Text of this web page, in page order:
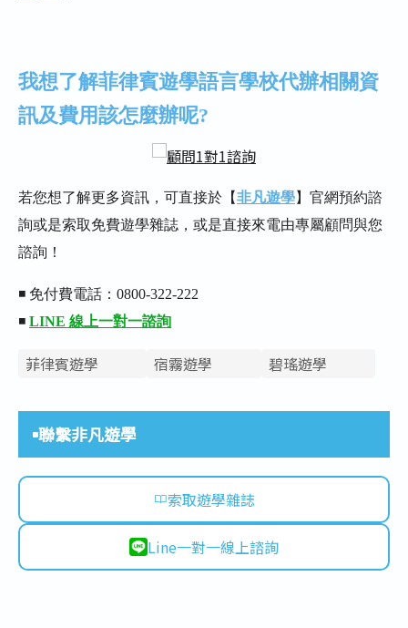
我想了解菲律賓遊學語言學校代辦相關資
訊及費用該怎麼辦呢?
若您想了解更多資訊，可直接於【非凡遊學】官網預約諮
詢或是索取免費遊學雜誌，或是直接來電由專屬顧問與您
諮詢！
◾ 免付費電話：0800-322-222
◾ LINE 線上一對一諮詢
菲律賓遊學 宿霧遊學 碧瑤遊學
聯繫非凡遊學
索取遊學雜誌
Line一對一線上諮詢